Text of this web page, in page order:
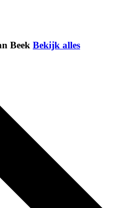
Beek Bekijk alles